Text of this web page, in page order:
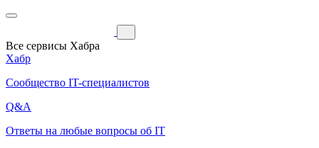
Все сервисы Хабра
Хабр
Сообщество IT-специалистов
Q&A
Ответы на любые вопросы об IT